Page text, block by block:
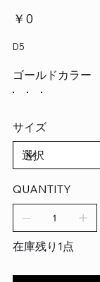
価
格
￥0
D5
ゴールドカラー
サイズ
QUANTITY
在庫残り1点